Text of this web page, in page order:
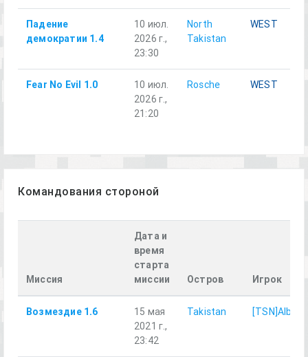
Падение
демократии 1.4
10 июл.
2026 г.,
23:30
North
Takistan
WEST
Fear No Evil 1.0
10 июл.
2026 г.,
21:20
Rosche WEST
Командования стороной
Миссия
Дата и
время
старта
миссии
Остров Игрок
Возмездие 1.6
15 мая
2021 г.,
23:42
Takistan [TSN]Albert